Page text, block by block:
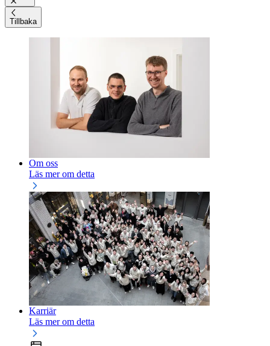
Tillbaka
Om oss
Läs mer om detta
Karriär
Läs mer om detta